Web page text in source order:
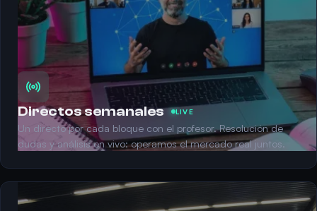
Directos semanales LIVE
Un directo por cada bloque con el profesor. Resolución de
dudas y análisis en vivo: operamos el mercado real juntos.